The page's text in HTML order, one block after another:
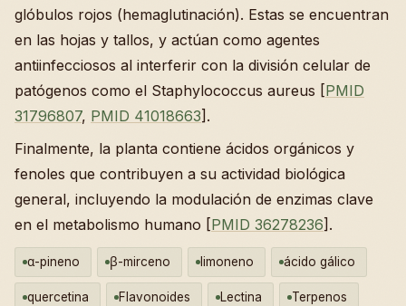
glóbulos rojos (hemaglutinación). Estas se encuentran
en las hojas y tallos, y actúan como agentes
antiinfecciosos al interferir con la división celular de
patógenos como el Staphylococcus aureus [PMID
31796807, PMID 41018663].
Finalmente, la planta contiene ácidos orgánicos y
fenoles que contribuyen a su actividad biológica
general, incluyendo la modulación de enzimas clave
en el metabolismo humano [PMID 36278236].
α-pineno β-mirceno limoneno ácido gálico
quercetina Flavonoides Lectina Terpenos